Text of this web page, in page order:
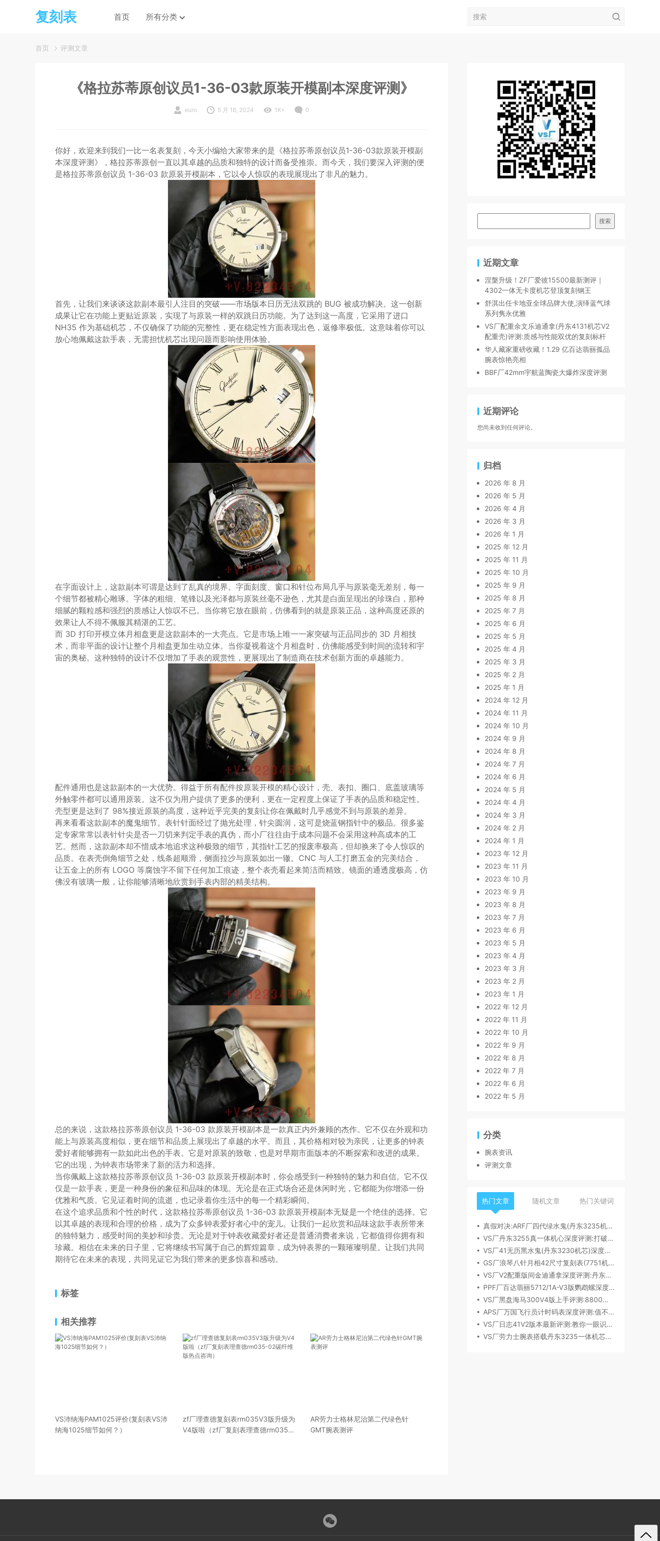
复刻表 首页 所有分类
首页 评测文章
《格拉苏蒂原创议员1-36-03款原装开模副本深度评测》
euro 5 月 16, 2024 1K+ 0
你好，欢迎来到我们一比一名表复刻，今天小编给大家带来的是《格拉苏蒂原创议员1-36-03款原装开模副
本深度评测》，格拉苏蒂原创一直以其卓越的品质和独特的设计而备受推崇。而今天，我们要深入评测的便
是格拉苏蒂原创议员 1-36-03 款原装开模副本，它以令人惊叹的表现展现出了非凡的魅力。
首先，让我们来谈谈这款副本最引人注目的突破——市场版本日历无法双跳的 BUG 被成功解决。这一创新
成果让它在功能上更贴近原装，实现了与原装一样的双跳日历功能。为了达到这一高度，它采用了进口
NH35 作为基础机芯，不仅确保了功能的完整性，更在稳定性方面表现出色，返修率极低。这意味着你可以
放心地佩戴这款手表，无需担忧机芯出现问题而影响使用体验。
在字面设计上，这款副本可谓是达到了乱真的境界。字面刻度、窗口和针位布局几乎与原装毫无差别，每一
个细节都被精心雕琢。字体的粗细、笔锋以及光泽都与原装丝毫不逊色，尤其是白面呈现出的珍珠白，那种
细腻的颗粒感和强烈的质感让人惊叹不已。当你将它放在眼前，仿佛看到的就是原装正品，这种高度还原的
效果让人不得不佩服其精湛的工艺。
而 3D 打印开模立体月相盘更是这款副本的一大亮点。它是市场上唯一一家突破与正品同步的 3D 月相技
术，而非平面的设计让整个月相盘更加生动立体。当你凝视着这个月相盘时，仿佛能感受到时间的流转和宇
宙的奥秘。这种独特的设计不仅增加了手表的观赏性，更展现出了制造商在技术创新方面的卓越能力。
配件通用也是这款副本的一大优势。得益于所有配件按原装开模的精心设计，壳、表扣、圈口、底盖玻璃等
外触零件都可以通用原装。这不仅为用户提供了更多的便利，更在一定程度上保证了手表的品质和稳定性。
壳型更是达到了 98%接近原装的高度，这种近乎完美的复刻让你在佩戴时几乎感觉不到与原装的差异。
再来看看这款副本的魔鬼细节。表针针面经过了抛光处理，针尖圆润，这可是烧蓝钢指针中的极品。很多鉴
定专家常常以表针针尖是否一刀切来判定手表的真伪，而小厂往往由于成本问题不会采用这种高成本的工
艺。然而，这款副本却不惜成本地追求这种极致的细节，其指针工艺的报废率极高，但却换来了令人惊叹的
品质。在表壳倒角细节之处，线条超顺滑，侧面拉沙与原装如出一辙。CNC 与人工打磨五金的完美结合，
让五金上的所有 LOGO 等腐蚀字不留下任何加工痕迹，整个表壳看起来简洁而精致。镜面的通透度极高，仿
佛没有玻璃一般，让你能够清晰地欣赏到手表内部的精美结构。
总的来说，这款格拉苏蒂原创议员 1-36-03 款原装开模副本是一款真正内外兼顾的杰作。它不仅在外观和功
能上与原装高度相似，更在细节和品质上展现出了卓越的水平。而且，其价格相对较为亲民，让更多的钟表
爱好者能够拥有一款如此出色的手表。它是对原装的致敬，也是对早期市面版本的不断探索和改进的成果。
它的出现，为钟表市场带来了新的活力和选择。
当你佩戴上这款格拉苏蒂原创议员 1-36-03 款原装开模副本时，你会感受到一种独特的魅力和自信。它不仅
仅是一款手表，更是一种身份的象征和品味的体现。无论是在正式场合还是休闲时光，它都能为你增添一份
优雅和气质。它见证着时间的流逝，也记录着你生活中的每一个精彩瞬间。
在这个追求品质和个性的时代，这款格拉苏蒂原创议员 1-36-03 款原装开模副本无疑是一个绝佳的选择。它
以其卓越的表现和合理的价格，成为了众多钟表爱好者心中的宠儿。让我们一起欣赏和品味这款手表所带来
的独特魅力，感受时间的美妙和珍贵。无论是对于钟表收藏爱好者还是普通消费者来说，它都值得你拥有和
珍藏。相信在未来的日子里，它将继续书写属于自己的辉煌篇章，成为钟表界的一颗璀璨明星。让我们共同
期待它在未来的表现，共同见证它为我们带来的更多惊喜和感动。
标签
相关推荐
VS沛纳海PAM1025评价(复刻表VS沛
纳海1025细节如何？）
zf厂理查德复刻表rm035V3版升级为
V4版啦（zf厂复刻表理查德rm035-
AR劳力士格林尼治第二代绿色针
GMT腕表测评
搜索
近期文章
涅槃升级！ZF厂爱彼15500最新测评｜
4302一体无卡度机芯登顶复刻钢王
舒淇出任卡地亚全球品牌大使,演绎蓝气球
系列隽永优雅
VS厂配重余文乐迪通拿(丹东4131机芯V2
配重壳)评测:质感与性能双优的复刻标杆
华人藏家重磅收藏！1.29 亿百达翡丽孤品
腕表惊艳亮相
BBF厂42mm宇航蓝陶瓷大爆炸深度评测
近期评论
您尚未收到任何评论。
归档
2026 年 8 月
2026 年 5 月
2026 年 4 月
2026 年 3 月
2026 年 1 月
2025 年 12 月
2025 年 11 月
2025 年 10 月
2025 年 9 月
2025 年 8 月
2025 年 7 月
2025 年 6 月
2025 年 5 月
2025 年 4 月
2025 年 3 月
2025 年 2 月
2025 年 1 月
2024 年 12 月
2024 年 11 月
2024 年 10 月
2024 年 9 月
2024 年 8 月
2024 年 7 月
2024 年 6 月
2024 年 5 月
2024 年 4 月
2024 年 3 月
2024 年 2 月
2024 年 1 月
2023 年 12 月
2023 年 11 月
2023 年 10 月
2023 年 9 月
2023 年 8 月
2023 年 7 月
2023 年 6 月
2023 年 5 月
2023 年 4 月
2023 年 3 月
2023 年 2 月
2023 年 1 月
2022 年 12 月
2022 年 11 月
2022 年 10 月
2022 年 9 月
2022 年 8 月
2022 年 7 月
2022 年 6 月
2022 年 5 月
分类
腕表资讯
评测文章
热门文章 随机文章 热门关键词
真假对决:ARF厂四代绿水鬼(丹东3235机芯)深度评测
VS厂丹东3255真一体机心深度评测:打破市场乱象,重塑复刻机芯新标杆​
VS厂41无历黑水鬼(丹东3230机芯)深度评测:性能与破绽全解析
GS厂浪琴八针月相42尺寸复刻表(7751机芯)细节全析
VS厂V2配重版间金迪通拿深度评测:丹东4131机芯加持下的165克精密之作​
PPF厂百达翡丽5712/1A-V3版鹦鹉螺深度评测:细节升级直击正品
VS厂黑盘海马300V4版上手评测:8800一体机芯加持,复刻天花板实至名归?
APS厂万国飞行员计时码表深度评测:值不值得入手？
VS厂日志41V2版本最新评测:教你一眼识破假VS
VS厂劳力士腕表搭载丹东3235一体机芯深度评测